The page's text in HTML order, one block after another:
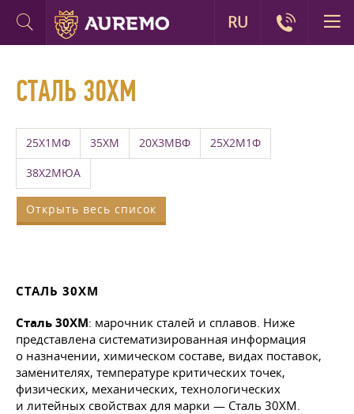
СТАЛЬ 30ХМ
25Х1МФ 35ХМ 20Х3МВФ 25Х2М1Ф
38Х2МЮА
Открыть весь список
СТАЛЬ 30ХМ
Сталь 30ХМ: марочник сталей и сплавов. Ниже
представлена систематизированная информация
о назначении, химическом составе, видах поставок,
заменителях, температуре критических точек,
физических, механических, технологических
и литейных свойствах для марки — Сталь 30ХМ.
RU